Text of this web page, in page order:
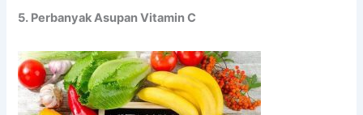
5. Perbanyak Asupan Vitamin C